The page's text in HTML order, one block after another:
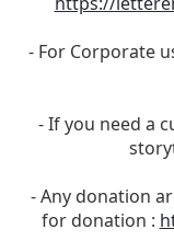
- For Corporate
- If you need a
- Any donation
for donation :